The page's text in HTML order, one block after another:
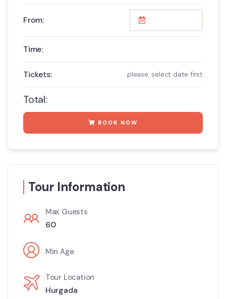
From:
Time:
Tickets: please, select date first
Total:
BOOK NOW
Tour Information
Max Guests
60
Min Age
Tour Location
Hurgada